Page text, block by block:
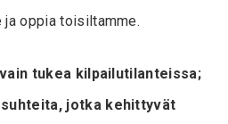
ja oppia toisiltamme.
tukea kilpailutilanteissa;
jotka kehittyvät